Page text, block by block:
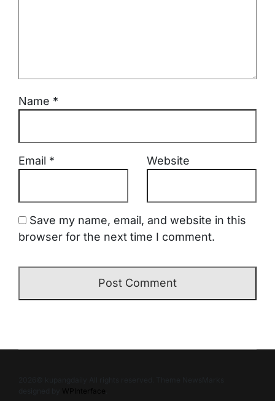
Name *
Email * Website
Save my name, email, and website in this
browser for the next time I comment.